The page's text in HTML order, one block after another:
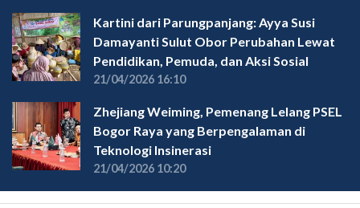
Kartini dari Parungpanjang: Ayya Susi
Damayanti Sulut Obor Perubahan Lewat
Pendidikan, Pemuda, dan Aksi Sosial
21/04/2026 16:10
Zhejiang Weiming, Pemenang Lelang PSEL
Bogor Raya yang Berpengalaman di
Teknologi Insinerasi
21/04/2026 10:20